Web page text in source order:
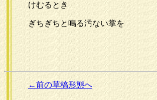
けむるとき
ぎちぎちと鳴る汚ない掌を
←前の草稿形態へ